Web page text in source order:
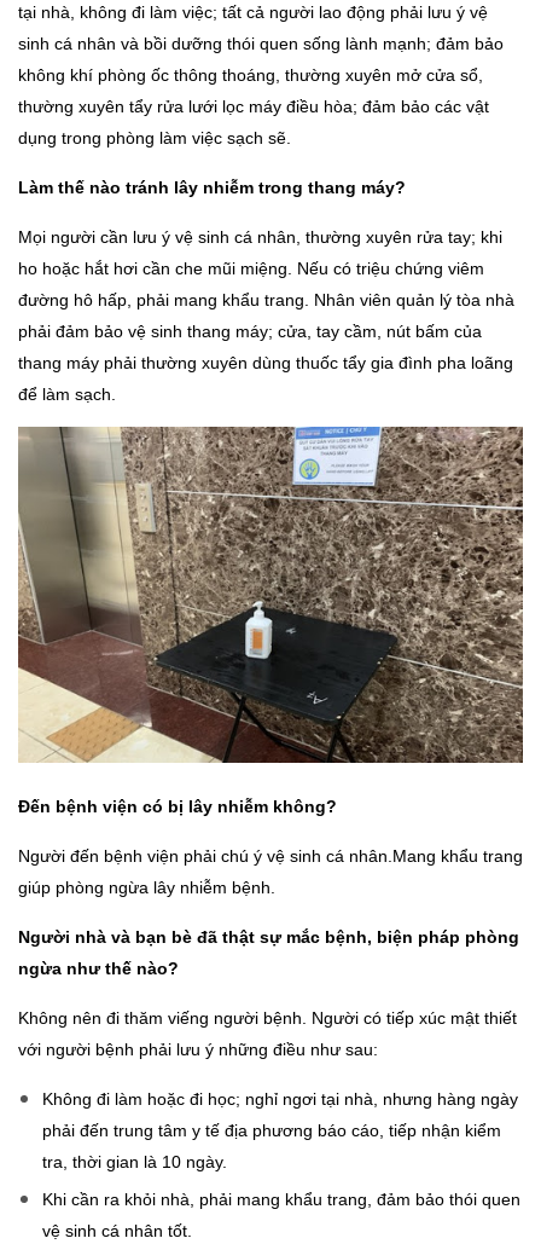
tại nhà, không đi làm việc; tất cả người lao động phải lưu ý vệ
sinh cá nhân và bồi dưỡng thói quen sống lành mạnh; đảm bảo
không khí phòng ốc thông thoáng, thường xuyên mở cửa sổ,
thường xuyên tẩy rửa lưới lọc máy điều hòa; đảm bảo các vật
dụng trong phòng làm việc sạch sẽ.
Làm thế nào tránh lây nhiễm trong thang máy?
Mọi người cần lưu ý vệ sinh cá nhân, thường xuyên rửa tay; khi
ho hoặc hắt hơi cần che mũi miệng. Nếu có triệu chứng viêm
đường hô hấp, phải mang khẩu trang. Nhân viên quản lý tòa nhà
phải đảm bảo vệ sinh thang máy; cửa, tay cầm, nút bấm của
thang máy phải thường xuyên dùng thuốc tẩy gia đình pha loãng
để làm sạch.
Đến bệnh viện có bị lây nhiễm không?
Người đến bệnh viện phải chú ý vệ sinh cá nhân.Mang khẩu trang
giúp phòng ngừa lây nhiễm bệnh.
Người nhà và bạn bè đã thật sự mắc bệnh, biện pháp phòng
ngừa như thế nào?
Không nên đi thăm viếng người bệnh. Người có tiếp xúc mật thiết
với người bệnh phải lưu ý những điều như sau:
Không đi làm hoặc đi học; nghỉ ngơi tại nhà, nhưng hàng ngày
phải đến trung tâm y tế địa phương báo cáo, tiếp nhận kiểm
tra, thời gian là 10 ngày.
Khi cần ra khỏi nhà, phải mang khẩu trang, đảm bảo thói quen
vệ sinh cá nhân tốt.